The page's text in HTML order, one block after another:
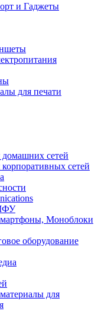
и Гаджеты
для печати
домашних сетей
сетей
Моноблоки
оборудование
для